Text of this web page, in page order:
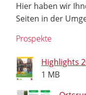
Hier haben wir
Seiten in der
Prospekte
Highlights
1 MB